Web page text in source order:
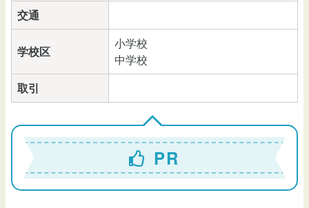
交通
学校区
小学校
中学校
取引
PR